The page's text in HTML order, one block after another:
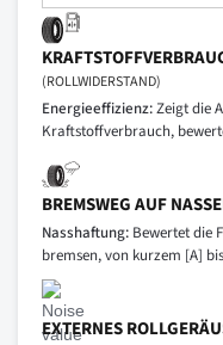
(ROLLWIDERSTAND)
Energieeffizienz:Zeigt die
Kraftstoffverbrauch,
BREMSWEG AUF
Nasshaftung: Bewertet die
bremsen, von kurzem [A]
EXTERNES